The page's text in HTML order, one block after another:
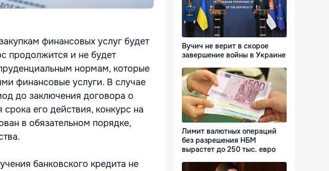
финансовых услуг будет
продолжится и не будет
нормам, которые
финансовые услуги. В случае
до заключения договора о
его действия, конкурс на
в обязательном порядке,
банковского кредита не
Вучич не верит в скорое
завершение войны в Украине
Лимит валютных операций
без разрешения НБМ
вырастет до 250 тыс. евро